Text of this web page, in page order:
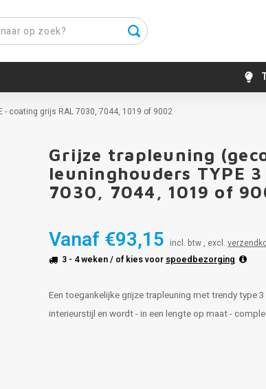
- coating grijs RAL 7030, 7044, 1019 of 9002
Grijze trapleuning
leuninghouders TYPE
7030, 7044, 1019 of
Vanaf €93,15 incl. btw , excl.
3 - 4 weken/ of kies voor spoedbezorging
Een toegankelijke grijze trapleuning met trendy type
interieurstijl en wordt - in een lengte op maat -